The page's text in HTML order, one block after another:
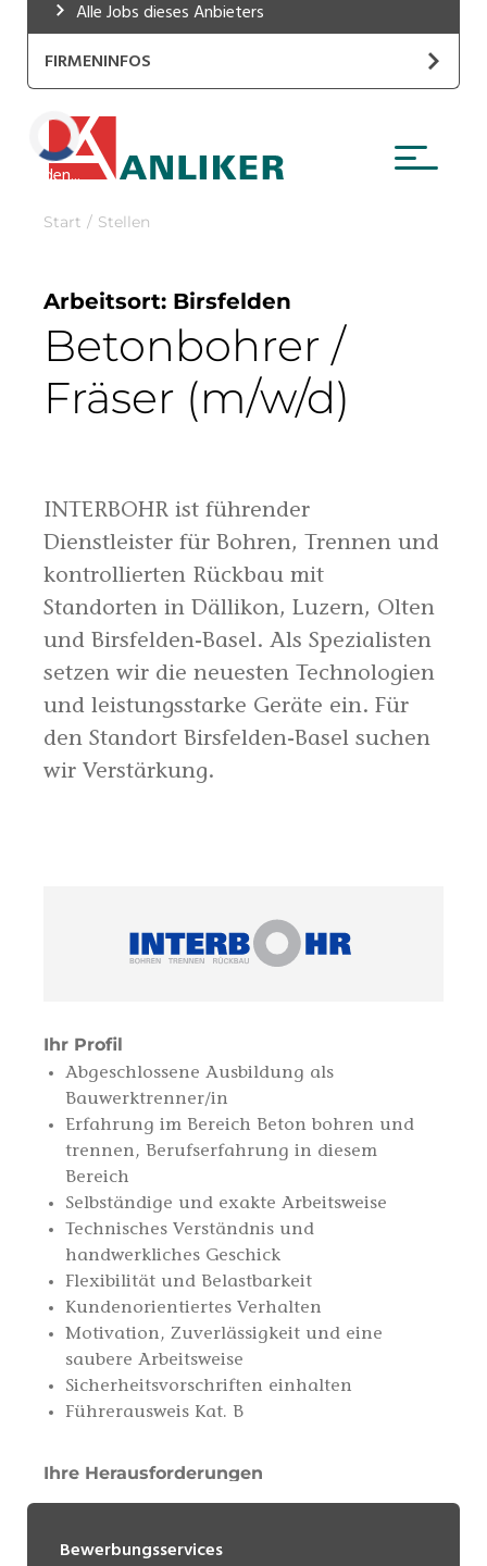
Industrie, Maschinenbau, Anlagenbau,
Informatik, Telekommunikation
Kaufm. Berufe, Kundendienst, Verwaltung
Körperpflege, Wellness
Marketing, Kommunikation, Medien, Druck
Medizin, Gesundheitswesen, Pflege
Sicherheit, Rettung, Polizei, Zoll
Verkauf, Handel, Kundenberatung,
Alle Jobs dieses Anbieters
FIRMENINFOS
INTERBOHR AG
Website
Laden...
Bewerbungsservices